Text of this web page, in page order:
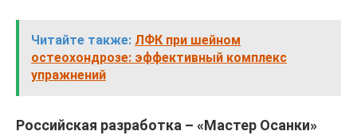
Читайте также: ЛФК при шейном
остеохондрозе: эффективный комплекс
упражнений
Российская разработка – «Мастер Осанки»